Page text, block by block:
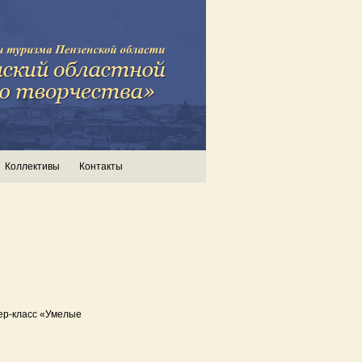
Коллективы Контакты
класс «Умелые